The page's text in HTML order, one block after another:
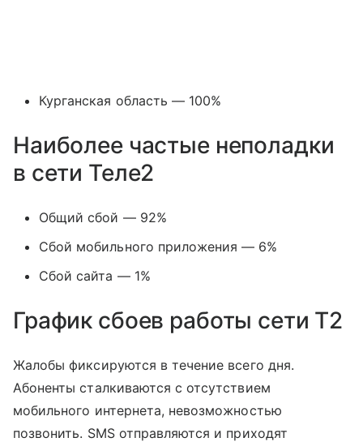
Курганская область — 100%
Наиболее частые неполадки
в сети Теле2
Общий сбой — 92%
Сбой мобильного приложения — 6%
Сбой сайта — 1%
График сбоев работы сети T2
Жалобы фиксируются в течение всего дня.
Абоненты сталкиваются с отсутствием
мобильного интернета, невозможностью
позвонить. SMS отправляются и приходят